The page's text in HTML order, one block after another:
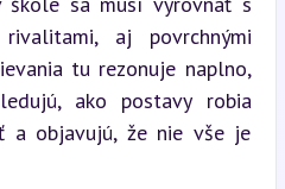
aj povrchnými
tu rezonuje naplno,
ako postavy robia
a objavujú, že nie vše je